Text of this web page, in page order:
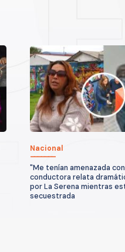
Nacional
"Me tenían amenazada
conductora relata
por La Serena mientras
secuestrada